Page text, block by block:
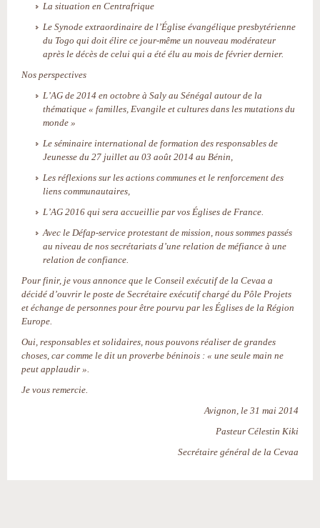
La situation en Centrafrique
Le Synode extraordinaire de l’Église évangélique presbytérienne
du Togo qui doit élire ce jour-même un nouveau modérateur
après le décès de celui qui a été élu au mois de février dernier.
Nos perspectives
L’AG de 2014 en octobre à Saly au Sénégal autour de la
thématique « familles, Evangile et cultures dans les mutations du
monde »
Le séminaire international de formation des responsables de
Jeunesse du 27 juillet au 03 août 2014 au Bénin,
Les réflexions sur les actions communes et le renforcement des
liens communautaires,
L’AG 2016 qui sera accueillie par vos Églises de France.
Avec le Défap-service protestant de mission, nous sommes passés
au niveau de nos secrétariats d’une relation de méfiance à une
relation de confiance.
Pour finir, je vous annonce que le Conseil exécutif de la Cevaa a
décidé d’ouvrir le poste de Secrétaire exécutif chargé du Pôle Projets
et échange de personnes pour être pourvu par les Églises de la Région
Europe.
Oui, responsables et solidaires, nous pouvons réaliser de grandes
choses, car comme le dit un proverbe béninois : « une seule main ne
peut applaudir ».
Je vous remercie.
Avignon, le 31 mai 2014
Pasteur Célestin Kiki
Secrétaire général de la Cevaa